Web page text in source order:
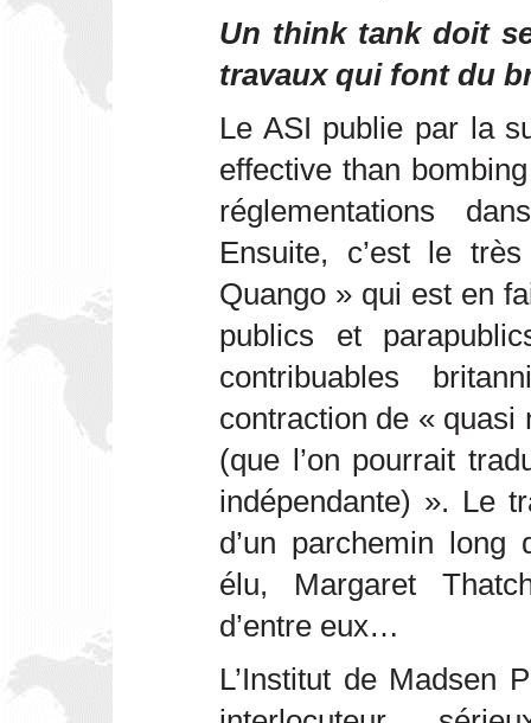
Un think tank doit
travaux qui font du
Le ASI publie par la
effective than
réglementations
Ensuite, c’est le
Quango » qui est en
publics et
contribuables
contraction de « quasi
(que l’on pourrait
indépendante) ». Le
d’un parchemin
élu, Margaret
d’entre eux…
L’Institut de Madsen